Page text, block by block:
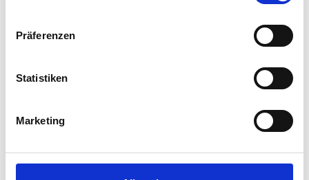
Präferenzen
Statistiken
Marketing